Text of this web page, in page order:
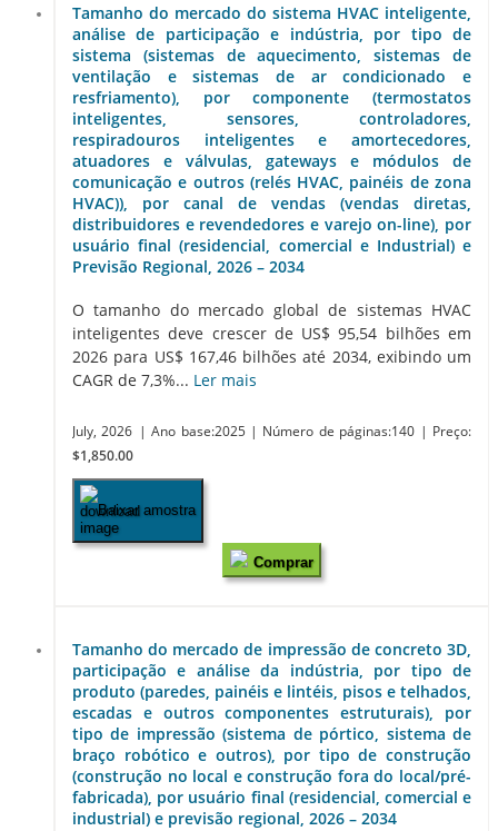
Tamanho do mercado do sistema HVAC inteligente,
análise de participação e indústria, por tipo de
sistema (sistemas de aquecimento, sistemas de
ventilação e sistemas de ar condicionado e
resfriamento), por componente (termostatos
inteligentes, sensores, controladores,
respiradouros inteligentes e amortecedores,
atuadores e válvulas, gateways e módulos de
comunicação e outros (relés HVAC, painéis de zona
HVAC)), por canal de vendas (vendas diretas,
distribuidores e revendedores e varejo on-line), por
usuário final (residencial, comercial e Industrial) e
Previsão Regional, 2026 – 2034
O tamanho do mercado global de sistemas HVAC
inteligentes deve crescer de US$ 95,54 bilhões em
2026 para US$ 167,46 bilhões até 2034, exibindo um
CAGR de 7,3%... Ler mais
July, 2026 | Ano base:2025 | Número de páginas:140 | Preço:
$1,850.00
Baixar amostra
Comprar
Tamanho do mercado de impressão de concreto 3D,
participação e análise da indústria, por tipo de
produto (paredes, painéis e lintéis, pisos e telhados,
escadas e outros componentes estruturais), por
tipo de impressão (sistema de pórtico, sistema de
braço robótico e outros), por tipo de construção
(construção no local e construção fora do local/pré-
fabricada), por usuário final (residencial, comercial e
industrial) e previsão regional, 2026 – 2034